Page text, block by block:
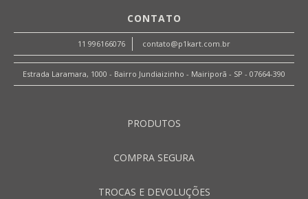
CONTATO
11 996166076 contato@p1kart.com.br
Estrada Laramara, 1000 - Bairro Jundiaizinho - Mairiporã - SP - 07664-390
PRODUTOS
COMPRA SEGURA
TROCAS E DEVOLUÇÕES